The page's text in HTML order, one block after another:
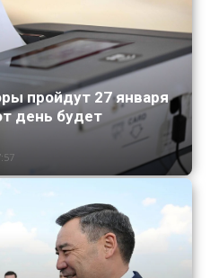
пройдут 27 января
день будет